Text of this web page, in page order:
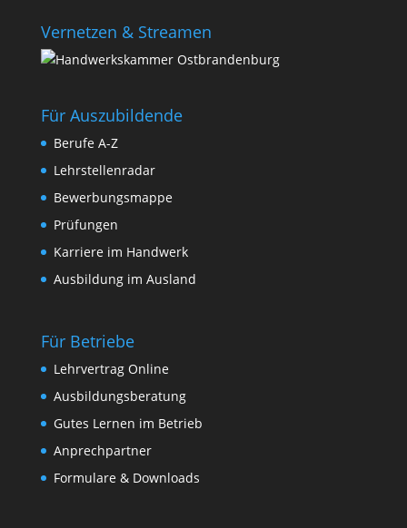
Vernetzen & Streamen
Für Auszubildende
Berufe A-Z
Lehrstellenradar
Bewerbungsmappe
Prüfungen
Karriere im Handwerk
Ausbildung im Ausland
Für Betriebe
Lehrvertrag Online
Ausbildungsberatung
Gutes Lernen im Betrieb
Anprechpartner
Formulare & Downloads